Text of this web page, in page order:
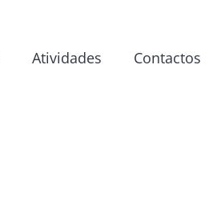
Atividades Contactos